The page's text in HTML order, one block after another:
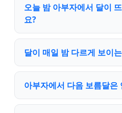
오늘 밤 아부자에서 달이
요?
달이 매일 밤 다르게 보이
아부자에서 다음 보름달은